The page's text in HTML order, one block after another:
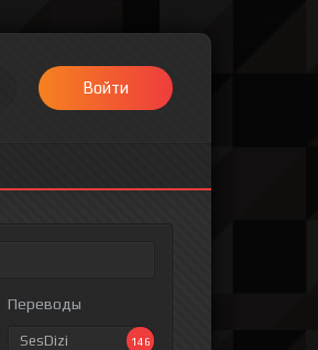
Войти
Переводы
SesDizi 146